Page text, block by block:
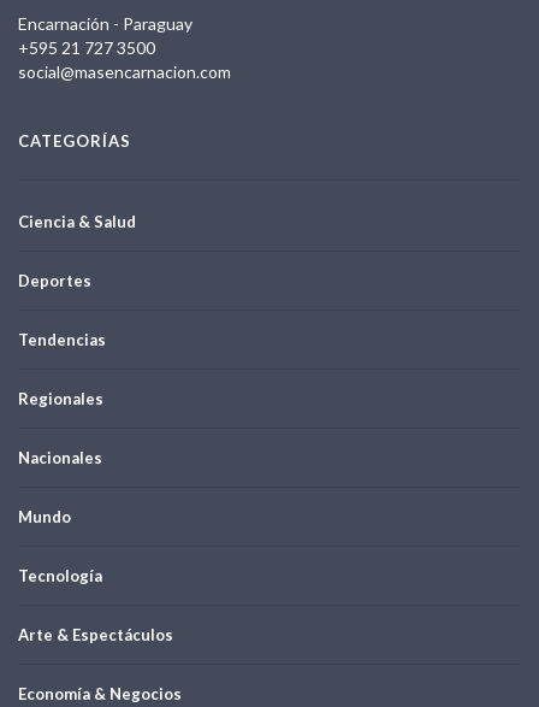
Encarnación - Paraguay
+595 21 727 3500
social@masencarnacion.com
CATEGORÍAS
Ciencia & Salud
Deportes
Tendencias
Regionales
Nacionales
Mundo
Tecnología
Arte & Espectáculos
Economía & Negocios